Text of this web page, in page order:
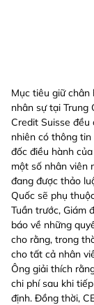
Mục tiêu giữ chân
nhân sự tại Trung
Credit Suisse đều
nhiên có thông tin
đốc điều hành
một số nhân viên
đang được thảo
Quốc sẽ phụ
Tuần trước, Giám
báo về những
cho rằng, trong
cho tất cả nhân
Ông giải thích
chi phí sau khi
định. Đồng thời,